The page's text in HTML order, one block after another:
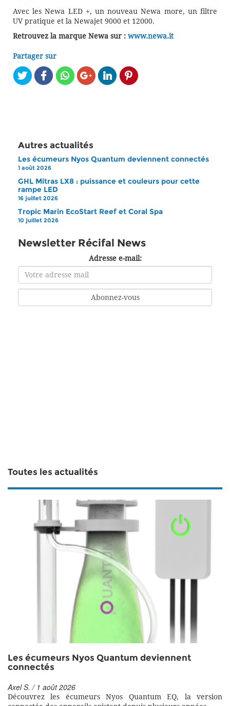
Avec les Newa LED +, un nouveau Newa more, un filtre
UV pratique et la Newajet 9000 et 12000.
Retrouvez la marque Newa sur : www.newa.it
Partager sur
Autres actualités
Les écumeurs Nyos Quantum deviennent connectés
1 août 2026
GHL Mitras LX8 : puissance et couleurs pour cette
rampe LED
16 juillet 2026
Tropic Marin EcoStart Reef et Coral Spa
10 juillet 2026
Newsletter Récifal News
Adresse e-mail:
Toutes les actualités
Les écumeurs Nyos Quantum deviennent
connectés
Axel S. / 1 août 2026
Découvrez les écumeurs Nyos Quantum EQ, la version